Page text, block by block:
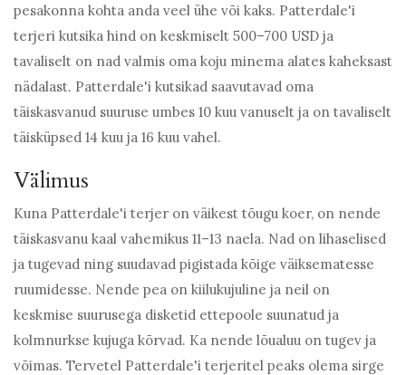
pesakonna kohta anda veel ühe või kaks. Patterdale'i
terjeri kutsika hind on keskmiselt 500–700 USD ja
tavaliselt on nad valmis oma koju minema alates kaheksast
nädalast. Patterdale'i kutsikad saavutavad oma
täiskasvanud suuruse umbes 10 kuu vanuselt ja on tavaliselt
täisküpsed 14 kuu ja 16 kuu vahel.
Välimus
Kuna Patterdale'i terjer on väikest tõugu koer, on nende
täiskasvanu kaal vahemikus 11–13 naela. Nad on lihaselised
ja tugevad ning suudavad pigistada kõige väiksematesse
ruumidesse. Nende pea on kiilukujuline ja neil on
keskmise suurusega disketid ettepoole suunatud ja
kolmnurkse kujuga kõrvad. Ka nende lõualuu on tugev ja
võimas. Tervetel Patterdale'i terjeritel peaks olema sirge